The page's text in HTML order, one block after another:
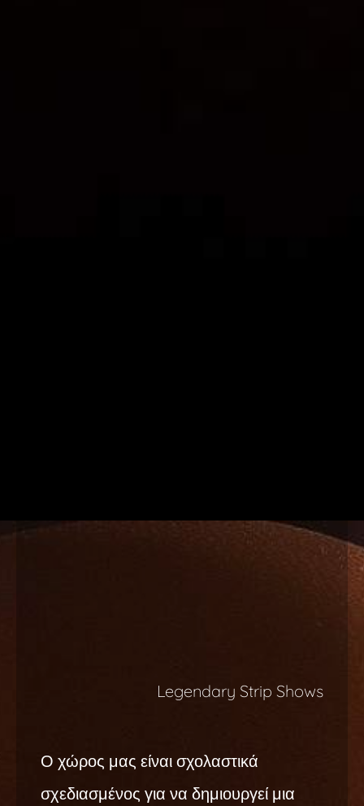
Βυθιστείτε Στην Πολυτέλεια
Ο χώρος μας είναι σχολαστικά
σχεδιασμένος για να δημιουργεί μια